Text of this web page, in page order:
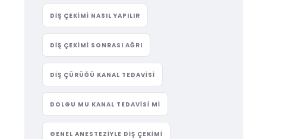
DIŞ ÇEKIMI NASIL YAPILIR
DIŞ ÇEKIMI SONRASI AĞRI
DIŞ ÇÜRÜĞÜ KANAL TEDAVISI
DOLGU MU KANAL TEDAVISI MI
GENEL ANESTEZIYLE DIŞ ÇEKIMI